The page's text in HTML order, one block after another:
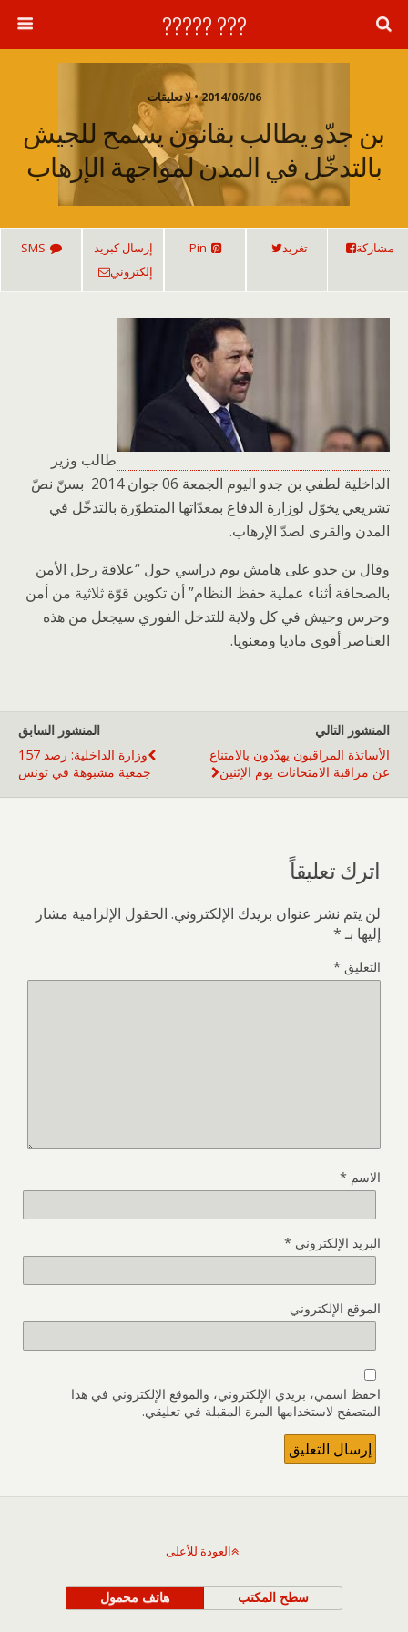
??? ?????
2014/06/06 • لا تعليقات
بن جدّو يطالب بقانون يسمح للجيش
بالتدخّل في المدن لمواجهة الإرهاب
مشاركة تغريد Pin
إرسال كبريد
إلكتروني
SMS
طالب وزير
الداخلية لطفي بن جدو اليوم الجمعة 06 جوان 2014 بسنّ نصّ
تشريعي يخوّل لوزارة الدفاع بمعدّاتها المتطوّرة بالتدخّل في
المدن والقرى لصدّ الإرهاب.
وقال بن جدو على هامش يوم دراسي حول “علاقة رجل الأمن
بالصحافة أثناء عملية حفظ النظام” أن تكوين قوّة ثلاثية من أمن
وحرس وجيش في كل ولاية للتدخل الفوري سيجعل من هذه
العناصر أقوى ماديا ومعنويا.
المنشور السابق
وزارة الداخلية: رصد 157
جمعية مشبوهة في تونس
المنشور التالي
الأساتذة المراقبون يهدّدون بالامتناع
عن مراقبة الامتحانات يوم الإثنين
اترك تعليقاً
لن يتم نشر عنوان بريدك الإلكتروني. الحقول الإلزامية مشار
إليها بـ*
التعليق *
الاسم *
البريد الإلكتروني *
الموقع الإلكتروني
احفظ اسمي، بريدي الإلكتروني، والموقع الإلكتروني في هذا
المتصفح لاستخدامها المرة المقبلة في تعليقي.
العودة للأعلى
هاتف محمول سطح المكتب